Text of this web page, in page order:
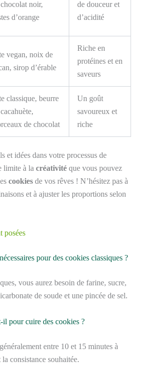
noir,
d’orange
de douceur et
d’acidité
vegan, noix de
sirop d’érable
Riche en
protéines et en
saveurs
classique, beurre
de chocolat
Un goût
savoureux et
riche
et idées dans votre processus de
limite à la créativité que vous pouvez
cookies de vos rêves ! N’hésitez pas à
et à ajuster les proportions selon
posées
pour des cookies classiques ?
vous aurez besoin de farine, sucre,
de soude et une pincée de sel.
il pour cuire des cookies ?
entre 10 et 15 minutes à
consistance souhaitée.